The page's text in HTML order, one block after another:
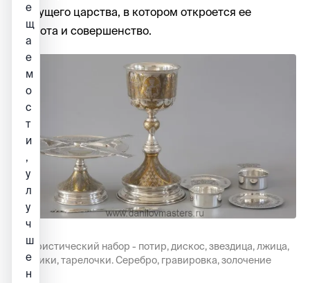
грядущего царства, в котором откроется ее
полнота и совершенство.
Евхаристический набор - потир, дискос, звездица, лжица,
ковшики, тарелочки. Серебро, гравировка, золочение
е
щ
а
е
м
о
с
т
и
,
у
л
у
ч
ш
е
н